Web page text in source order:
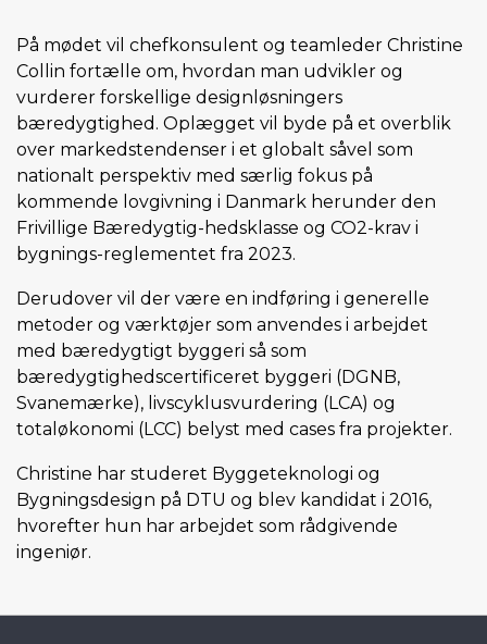
På mødet vil chefkonsulent og teamleder Christine
Collin fortælle om, hvordan man udvikler og
vurderer forskellige designløsningers
bæredygtighed. Oplægget vil byde på et overblik
over markedstendenser i et globalt såvel som
nationalt perspektiv med særlig fokus på
kommende lovgivning i Danmark herunder den
Frivillige Bæredygtig-hedsklasse og CO2-krav i
bygnings-reglementet fra 2023.
Derudover vil der være en indføring i generelle
metoder og værktøjer som anvendes i arbejdet
med bæredygtigt byggeri så som
bæredygtighedscertificeret byggeri (DGNB,
Svanemærke), livscyklusvurdering (LCA) og
totaløkonomi (LCC) belyst med cases fra projekter.
Christine har studeret Byggeteknologi og
Bygningsdesign på DTU og blev kandidat i 2016,
hvorefter hun har arbejdet som rådgivende
ingeniør.